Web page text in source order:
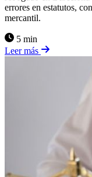
errores en estatutos,
mercantil.
5 min
Leer más